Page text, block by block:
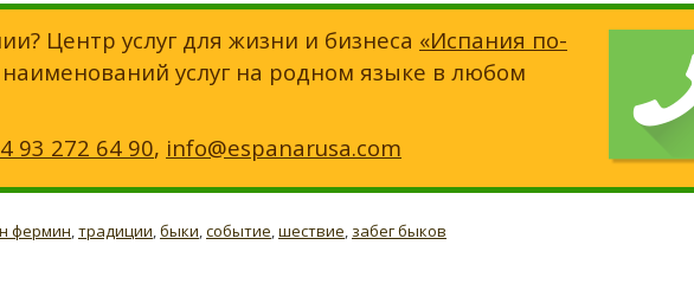
Центр услуг для жизни и бизнеса «Испания по-
наименований услуг на родном языке в любом
93 272 64 90, info@espanarusa.com
фермин,традиции,быки,событие,шествие, забег быков